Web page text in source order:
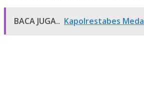
BACA JUGA.. Kapolrestabes